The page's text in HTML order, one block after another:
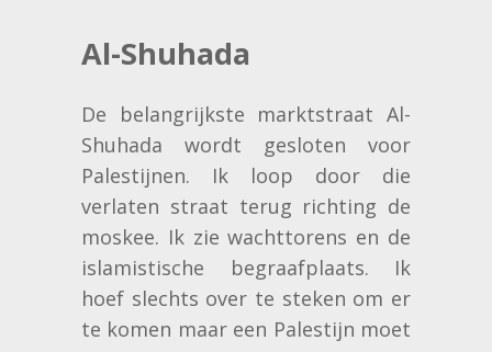
Al-Shuhada
De belangrijkste marktstraat Al-
Shuhada wordt gesloten voor
Palestijnen. Ik loop door die
verlaten straat terug richting de
moskee. Ik zie wachttorens en de
islamistische begraafplaats. Ik
hoef slechts over te steken om er
te komen maar een Palestijn moet